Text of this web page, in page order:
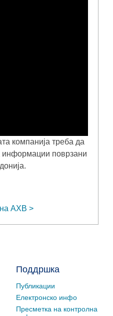
компанија треба да
информации поврзани
на АХВ
Поддршка
Публикации
Електронско инфо
Пресметка на контролна